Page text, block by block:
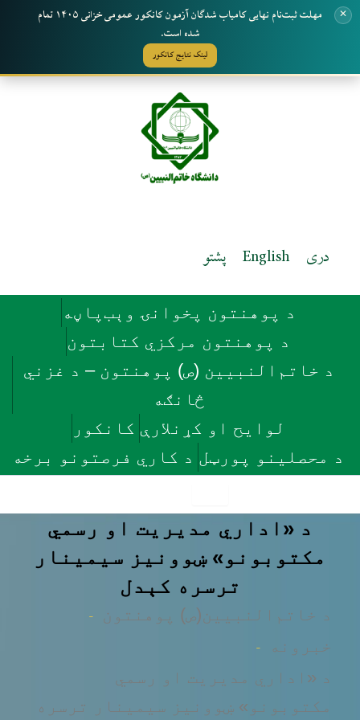
Skip
دری English پشتو
د پوهنتون پخوانۍ وېب‌پاڼه
د پوهنتون مرکزي کتابتون
د خاتم‌النبيين (ص) پوهنتون – د غزني
څانګه
لوایح او کړنلارې کانکور
د محصلينو پورټل د کاري فرصتونو برخه
د «اداري مدیریت او رسمي
مکتوبونو» ښوونیز سیمینار
ترسره کېدل
د خاتم‌النبیین(ص) پوهنتون -
خبرونه -
د «اداري مدیریت او رسمي
مکتوبونو» ښوونیز سیمینار ترسره
✕
مهلت ثبت‌نام نهایی کامیاب شدگان آزمون کانکور عمومی خزانی ۱۴۰۵ تمام
شده است.
لینک نتایج کانکور